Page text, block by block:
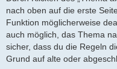
nach oben auf die erste
Funktion möglicherweise
auch möglich, das Thema
sicher, dass du die Regeln
Grund auf alte oder